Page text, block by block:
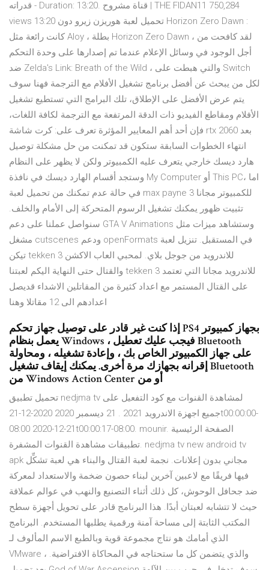
قدراته - Duration: 13:20. قناة مشروح | THE FIDAN11 750,284
views 13:20 تحميل لعبة هوريزن زيرو دون Horizon Zero Dawn :
كانت رائعة مثل Aloy ، بطلة Horizon Zero Dawn ، لقد كافحت من
أجل الوجود في وسائل الإعلام عندما تم إصدارها على وحدة التحكم
ضد Zelda's Link: Breath of the Wild ، والتي هبطت على Switch
لكل من يبحث عن أفضل برنامج تشغيل الأفلام مع الترجمة فهنا سوف
يتم عرض الأفضل على الإطلاق، تلك البرامج التي تستطيع تشغيل
الأفلام ومقاطع الفيديو ذات الدقة المرتفعة مع الترجمة لكافة اللغات،
فإن أحد أهم المعايير المؤثرة تعرف على: كرت شاشة rtx 2060 بعد
انتهاء الخطوات السابقة ستكون قد تمكنت من حل مشكلة توصيل
هارد ديسك خارجي يتعرف عليه الكمبيوتر ولكن لا يظهر على النظام
وستجد أقسام الهارد ديسك في نافذة My Computer أو This PC، اما
في حالة عدم تمكنك من تحميل لعبة max payne 3 للكمبيوتر مجانا
تثبيت ظهور يمكنك تشغيل الرسوم المتحركة إلى الأمام والخلف.
سنواصل عملنا على دعم GTA V Animations وستشاهد ميزات مثل
مشغل cutscenes ودعم openFormats في المستقبل. تنزيل لعبة
تيكن tekken 3 للاندرويد من جوجل بلاي. لمحبي العاب الاكشن
والقتال حتى النهاية اليكم لعبتنا tekken 3 للاندرويد مجانا التي تعتمد
على القتال المستمر مع اعداد كثيرة من المقاتلين الاشداء قديصل
اعدادهم الى 12 مقاتلا وهنا
إذا كنت غير قادر على توصيل جهاز تحكم PS4 بجهاز كمبيوتر
يعمل بنظام Windows ، فيجب عليك تعطيل Bluetooth
على جهاز الكمبيوتر الخاص بك ، وإعادة تشغيله ، ومحاولة
إقرانه بجهازك مرة أخرى. يمكنك إيقاف تشغيل Bluetooth
من Windows Action Center أو من
تحميل تطبيق nedjma tv لمشاهدة القنوات مع كود التفعيل على
جميع اجهزة الاندرويد 2021 . 21 ديسمبر 2020 2020-12-21t00:00:00-
08:00 2020-12-21t00:00:17-08:00. mounir. الصفحة الرئيسية
تطبيقات مشاهدة القنوات المشفرة. nedjma tv new android tv
apk مجاني بدون إعلانات. نجمة لعبة القتال والبناء هي لعبة تشكِّل
فيها فريقًا مع لاعبين آخرين لبناء حصون ضخمة والاستعداد لمعركة
ضد جحافل الوحوش، كل ذلك أثناء التصنيع والنهب في عوالم عملاقة
حيث لا تتشابه لعبتان أبدًا. هذا البرنامج قادر على تحويل أجهزة سطح
المكتب الثابتة إلى مساحة آمنة ورقمية يطلبها المستخدم. البرنامج
الذي أمامك هو نتاج مجموعة قوية وبالطبع الاسم المألوف لـ
VMware ، والذي يتضمن كل ما ستحتاجه في المحاكاة الافتراضية.